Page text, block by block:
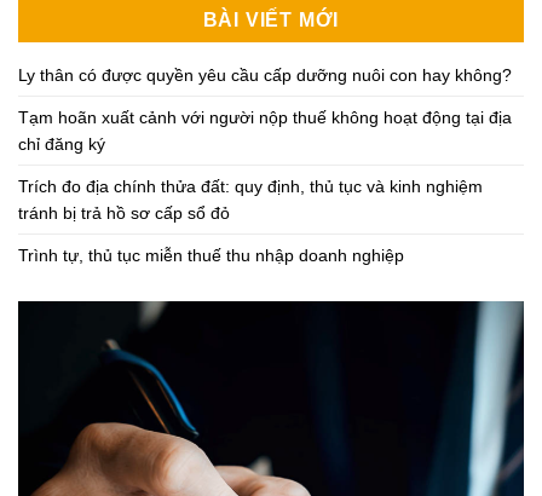
BÀI VIẾT MỚI
Ly thân có được quyền yêu cầu cấp dưỡng nuôi con hay không?
Tạm hoãn xuất cảnh với người nộp thuế không hoạt động tại địa
chỉ đăng ký
Trích đo địa chính thửa đất: quy định, thủ tục và kinh nghiệm
tránh bị trả hồ sơ cấp sổ đỏ
Trình tự, thủ tục miễn thuế thu nhập doanh nghiệp